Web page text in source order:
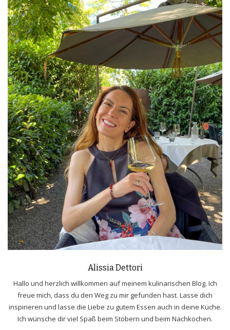
Alissia Dettori
Hallo und herzlich willkommen auf meinem kulinarischen Blog. Ich
freue mich, dass du den Weg zu mir gefunden hast. Lasse dich
inspirieren und lasse die Liebe zu gutem Essen auch in deine Küche.
Ich wünsche dir viel Spaß beim Stöbern und beim Nachkochen.